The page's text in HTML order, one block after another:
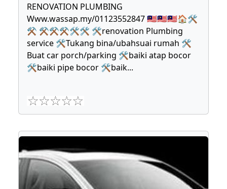
RENOVATION PLUMBING
Www.wassap.my/01123552847 🇲🇾🇲🇾🇲🇾🏠🛠
⚒ ⚒⚒⚒🛠🛠 🛠renovation Plumbing
service 🛠Tukang bina/ubahsuai rumah 🛠
Buat car porch/parking 🛠baiki atap bocor
🛠baiki pipe bocor 🛠baik...